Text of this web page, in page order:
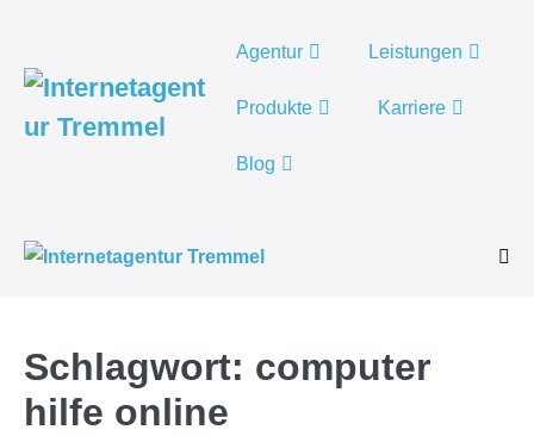
Inhalt
Agentur Leistungen
Produkte Karriere
Blog
Schlagwort: computer
hilfe online